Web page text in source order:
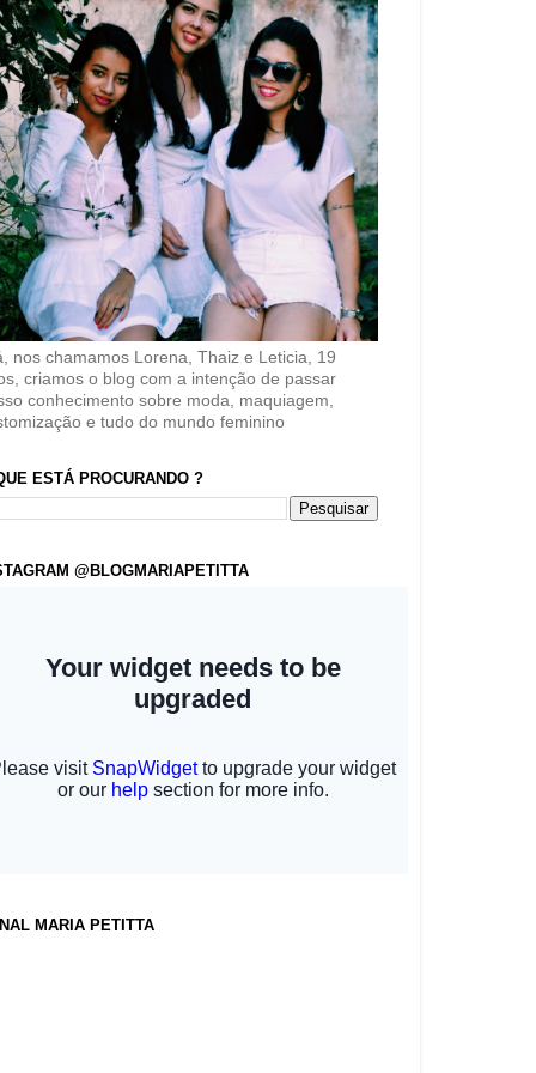
nos chamamos Lorena, Thaiz e Leticia, 19
criamos o blog com a intenção de passar
conhecimento sobre moda, maquiagem,
e tudo do mundo feminino
ESTÁ PROCURANDO ?
@BLOGMARIAPETITTA
MARIA PETITTA